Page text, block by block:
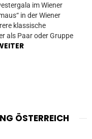
im Wiener
in der Wiener
klassische
als Paar oder Gruppe
ÖSTERREICH